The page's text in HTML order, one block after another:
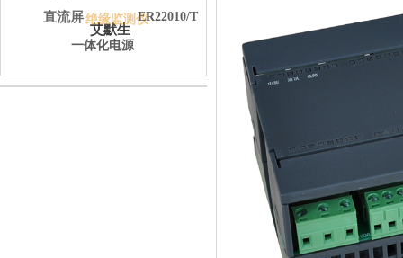
直流屏
一体化电源
艾默生
绝缘监测仪ER22010/T